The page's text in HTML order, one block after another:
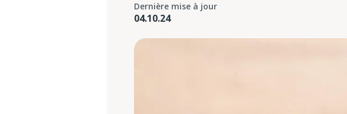
Dernière mise à jour
04.10.24